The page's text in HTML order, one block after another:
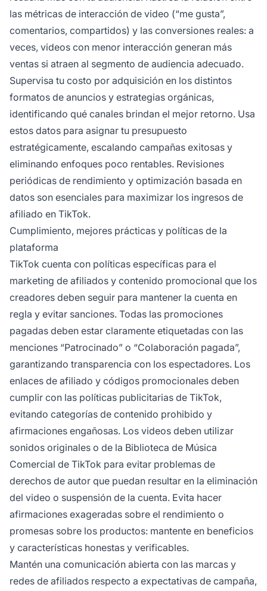
las métricas de interacción de video (“me gusta”,
comentarios, compartidos) y las conversiones reales: a
veces, videos con menor interacción generan más
ventas si atraen al segmento de audiencia adecuado.
Supervisa tu costo por adquisición en los distintos
formatos de anuncios y estrategias orgánicas,
identificando qué canales brindan el mejor retorno. Usa
estos datos para asignar tu presupuesto
estratégicamente, escalando campañas exitosas y
eliminando enfoques poco rentables. Revisiones
periódicas de rendimiento y optimización basada en
datos son esenciales para maximizar los ingresos de
afiliado en TikTok.
Cumplimiento, mejores prácticas y políticas de la
plataforma
TikTok cuenta con políticas específicas para el
marketing de afiliados y contenido promocional que los
creadores deben seguir para mantener la cuenta en
regla y evitar sanciones. Todas las promociones
pagadas deben estar claramente etiquetadas con las
menciones “Patrocinado” o “Colaboración pagada”,
garantizando transparencia con los espectadores. Los
enlaces de afiliado y códigos promocionales deben
cumplir con las políticas publicitarias de TikTok,
evitando categorías de contenido prohibido y
afirmaciones engañosas. Los videos deben utilizar
sonidos originales o de la Biblioteca de Música
Comercial de TikTok para evitar problemas de
derechos de autor que puedan resultar en la eliminación
del video o suspensión de la cuenta. Evita hacer
afirmaciones exageradas sobre el rendimiento o
promesas sobre los productos: mantente en beneficios
y características honestas y verificables.
Mantén una comunicación abierta con las marcas y
redes de afiliados respecto a expectativas de campaña,